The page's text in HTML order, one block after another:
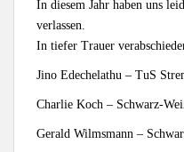
In diesem Jahr haben uns
verlassen.
In tiefer Trauer
Jino Edechelathu – TuS
Charlie Koch – Schwarz-
Gerald Wilmsmann –